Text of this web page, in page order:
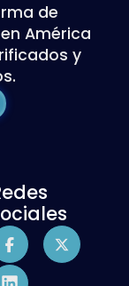
de
América
y